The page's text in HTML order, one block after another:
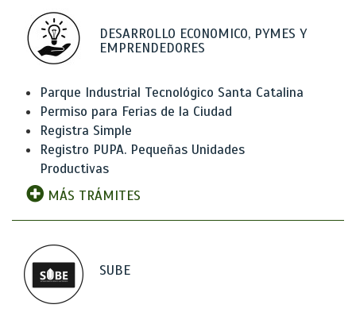
DESARROLLO ECONOMICO, PYMES Y
EMPRENDEDORES
Parque Industrial Tecnológico Santa Catalina
Permiso para Ferias de la Ciudad
Registra Simple
Registro PUPA. Pequeñas Unidades
Productivas
MÁS TRÁMITES
SUBE